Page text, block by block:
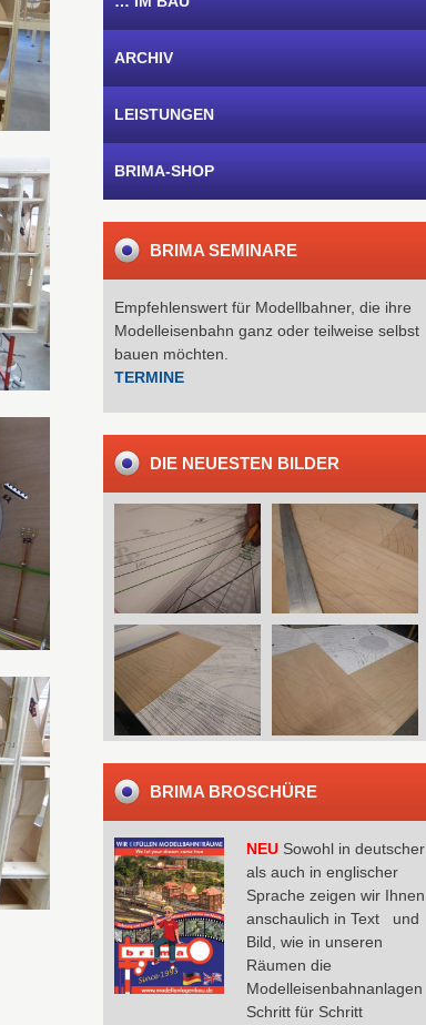
ARCHIV
LEISTUNGEN
BRIMA-SHOP
BRIMA SEMINARE
Empfehlenswert für Modellbahner, die ihre
Modelleisenbahn ganz oder teilweise selbst
bauen möchten.
TERMINE
DIE NEUESTEN BILDER
BRIMA BROSCHÜRE
NEU Sowohl in deutscher
als auch in englischer
Sprache zeigen wir Ihnen
anschaulich in Text und
Bild, wie in unseren
Räumen die
Modelleisenbahnanlagen
Schritt für Schritt